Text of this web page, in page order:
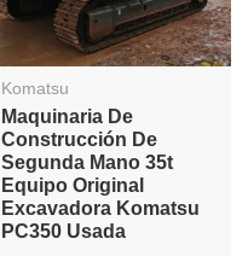
Komatsu
Maquinaria De
Construcción De
Segunda Mano 35t
Equipo Original
Excavadora Komatsu
PC350 Usada